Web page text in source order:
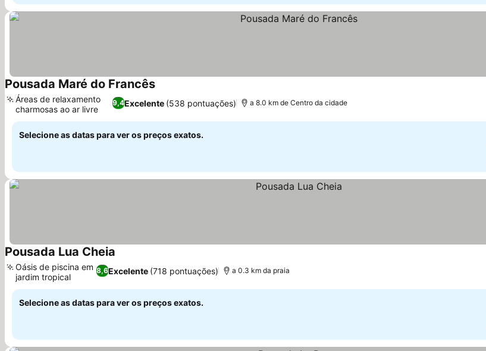
Pousada Maré do Francês
9,4Excelente (538 pontuações)
Áreas de relaxamento
charmosas ao ar livre
a 8.0 km de Centro da cidade
Selecione as datas para ver os preços exatos.
Pousada Lua Cheia
8,6Excelente (718 pontuações)
Oásis de piscina em
jardim tropical
a 0.3 km da praia
Selecione as datas para ver os preços exatos.